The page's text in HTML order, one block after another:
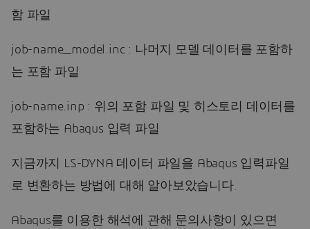
함 파일
job-name_model.inc : 나머지 모델 데이터를 포함하
는 포함 파일
job-name.inp : 위의 포함 파일 및 히스토리 데이터를
포함하는 Abaqus 입력 파일
지금까지 LS-DYNA 데이터 파일을 Abaqus 입력파일
로 변환하는 방법에 대해 알아보았습니다.
Abaqus를 이용한 해석에 관해 문의사항이 있으면